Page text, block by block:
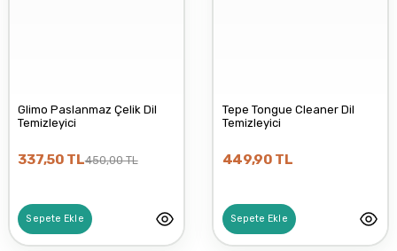
Glimo Paslanmaz Çelik Dil
Temizleyici
337,50 TL450,00 TL
Sepete Ekle
Tepe Tongue Cleaner Dil
Temizleyici
449,90 TL
Sepete Ekle